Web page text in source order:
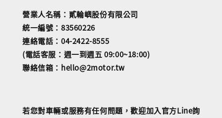
營業人名稱：貳輪嶼股份有限公司
統一編號：83560226
連絡電話：04-2422-8555
(電話客服：週一到週五 09:00~18:00)
聯絡信箱：hello@2motor.tw
若您對車輛或服務有任何問題，歡迎加入官方Line詢